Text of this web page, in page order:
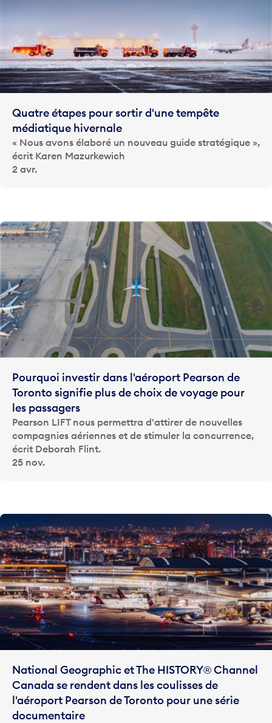
Quatre étapes pour sortir d'une tempête
médiatique hivernale
« Nous avons élaboré un nouveau guide stratégique »,
écrit Karen Mazurkewich
2 avr.
Pourquoi investir dans l'aéroport Pearson de
Toronto signifie plus de choix de voyage pour
les passagers
Pearson LIFT nous permettra d'attirer de nouvelles
compagnies aériennes et de stimuler la concurrence,
écrit Deborah Flint.
25 nov.
National Geographic et The HISTORY® Channel
Canada se rendent dans les coulisses de
l'aéroport Pearson de Toronto pour une série
documentaire